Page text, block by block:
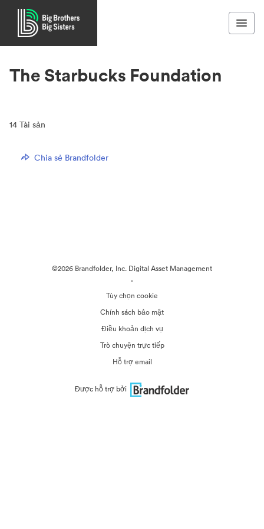
The Starbucks Foundation
14 Tài sản
Chia sẻ Brandfolder
©2026 Brandfolder, Inc. Digital Asset Management
·
Tùy chọn cookie
Chính sách bảo mật
Điều khoản dịch vụ
Trò chuyện trực tiếp
Hỗ trợ email
Được hỗ trợ bởi